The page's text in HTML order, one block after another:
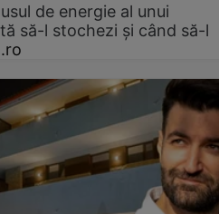
de energie al unui
să-l stochezi și când să-l